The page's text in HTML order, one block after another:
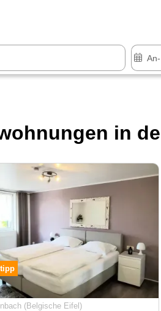
in
(Belgische Eifel)